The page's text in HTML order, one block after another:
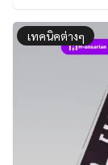
เทคนิคต่างๆ